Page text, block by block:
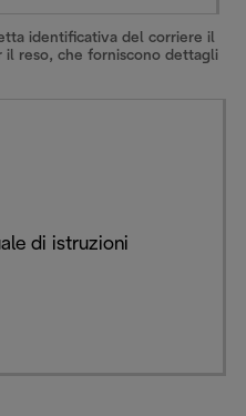
identificativa del corriere il
reso, che forniscono dettagli
di istruzioni